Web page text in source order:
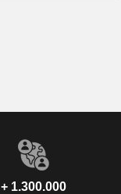
+ 1.300.000